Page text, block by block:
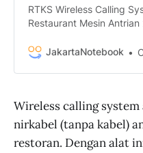
RTKS Wireless Calling
Restaurant Mesin Antrian
dengan mudah RTKS
JakartaNotebook.com.
JakartaNotebook
Wireless calling
nirkabel (tanpa kabel)
restoran. Dengan alat